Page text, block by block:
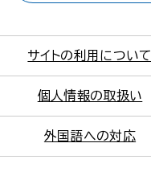
サイトの利用について
個人情報の取扱い
外国語への対応